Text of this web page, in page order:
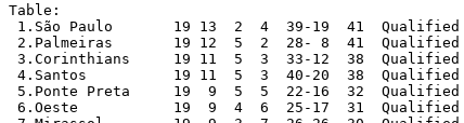
Table:
1.São Paulo	   19 13  2  4  39-19  41  Qualified
2.Palmeiras	   19 12  5  2  28- 8  41  Qualified
3.Corinthians	   19 11  5  3  33-12  38  Qualified
4.Santos	   19 11  5  3  40-20  38  Qualified
5.Ponte Preta	   19  9  5  5  22-16  32  Qualified
6.Oeste	   19  9  4  6  25-17  31  Qualified